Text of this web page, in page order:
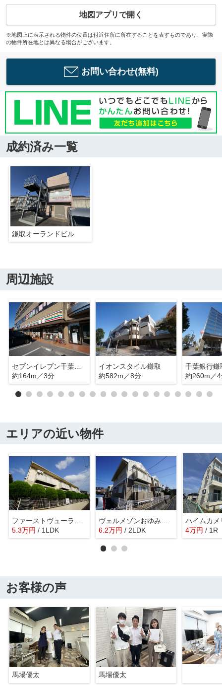
地図アプリで開く
※地図上に表示される物件の位置は付近住所に所在することを表すものであり、実際
の物件所在地とは異なる場合がございます。
お問い合わせ(無料)
成約済み一覧
鎌取オーランドビル
周辺施設
セブンイレブン千葉鎌取駅前店
約164m／3分
イオンスタイル鎌取
約582m／8分
千葉銀行鎌
約260m／
エリアの近い物件
5.3万円 / 1LDK
6.2万円 / 2LDK
ハイムカメ
4万円 / 1R
お客様の声
馬場優太 馬場優太